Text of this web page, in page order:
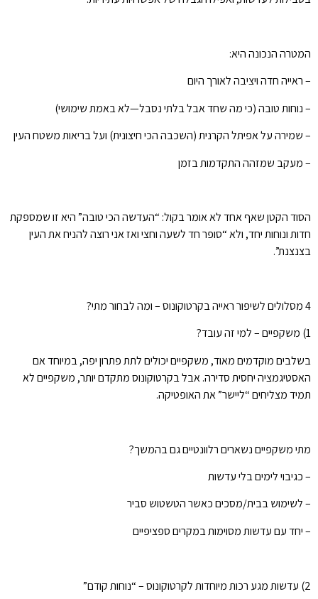
המטרה הנכונה היא:
– ראייה חדה ויציבה לאורך היום
– נוחות טובה (כי מה שחד אבל בלתי נסבל—לא באמת שימושי)
– שמירה על אפיתל הקרנית (השכבה הכי חיצונית) ועל בריאות משטח העין
– מעקב שמזהה התקדמות בזמן
הסוד הקטן שאף אחד לא אומר בקול: “העדשה הכי טובה” היא זו שמספקת
חדות ונוחות יחד, ולא “סופר חד לשעה וחצי ואז אני רוצה להניח את העין
בצנצנת”.
4 מסלולים לשיפור ראייה בקרטוקונוס – ומה לבחור מתי?
1) משקפיים – למי זה עובד?
בשלבים מוקדמים מאוד, משקפיים יכולים לתת פתרון יפה, במיוחד אם
האסטיגמציה יחסית סדירה. אבל בקרטוקונוס מתקדם יותר, משקפיים לא
תמיד מצליחים “ליישר” את האופטיקה.
מתי משקפיים נשארים רלוונטיים גם בהמשך?
– כגיבוי לימים בלי עדשות
– לשימוש בבית/מסכים כאשר הטשטוש סביר
– יחד עם עדשות מסוימות במקרים ספציפיים
2) עדשות מגע רכות מיוחדות לקרטוקונוס – “נוחות קודם”